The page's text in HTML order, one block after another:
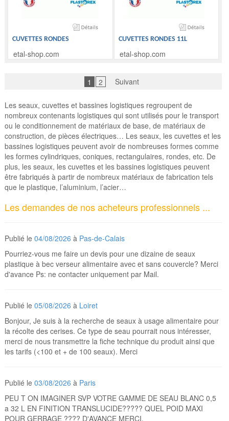
CUVETTES RONDES
etal-shop.com
CUVETTES RONDES 11L
etal-shop.com
1 2 Suivant
Les seaux, cuvettes et bassines logistiques regroupent de
nombreux contenants logistiques qui sont utilisés pour le transport
ou le conditionnement de matériaux de base, de matériaux de
construction, de pièces électriques… Les seaux, les cuvettes et les
bassines logistiques peuvent avoir de nombreuses formes comme
les formes cylindriques, coniques, rectangulaires, rondes, etc. De
plus, les seaux, les cuvettes et les bassines logistiques peuvent
être fabriqués à partir de nombreux matériaux de fabrication tels
que le plastique, l’aluminium, l’acier…
Les demandes de nos acheteurs professionnels ...
Publié le04/08/2026 à Pas-de-Calais
Pourriez-vous me faire un devis pour une dizaine de seaux
plastique à bec verseur alimentaire avec et sans couvercle? Merci
d'avance Ps: ne contacter uniquement par Mail.
Publié le05/08/2026 à Loiret
Bonjour, Je suis à la recherche de seaux à usage alimentaire pour
la récolte des cerises. Ce type de seau pourrait nous intéresser,
merci de nous transmettre la fiche technique du produit ainsi que
les tarifs (<100 et + de 100 seaux). Merci
Publié le03/08/2026 à Paris
PEU T ON IMAGINER SVP VOTRE GAMME DE SEAU BLANC 0,5
a 32 L EN FINITION TRANSLUCIDE????? QUEL POID MAXI
POUR GERBAGE ???? D'AVANCE MERCI.